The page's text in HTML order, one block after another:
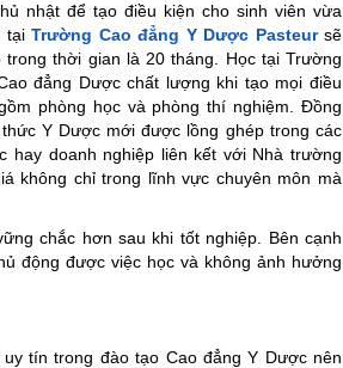
nhật để tạo điều kiện cho sinh viên vừa
tạiTrường Cao đẳng Y Dược Pasteursẽ
thời gian là 20 tháng. Học tại Trường
đẳng Dược chất lượng khi tạo mọi điều
phòng học và phòng thí nghiệm. Đồng
Y Dược mới được lồng ghép trong các
hay doanh nghiệp liên kết với Nhà trường
không chỉ trong lĩnh vực chuyên môn mà
chắc hơn sau khi tốt nghiệp. Bên cạnh
động được việc học và không ảnh hưởng
tín trong đào tạo Cao đẳng Y Dược nên